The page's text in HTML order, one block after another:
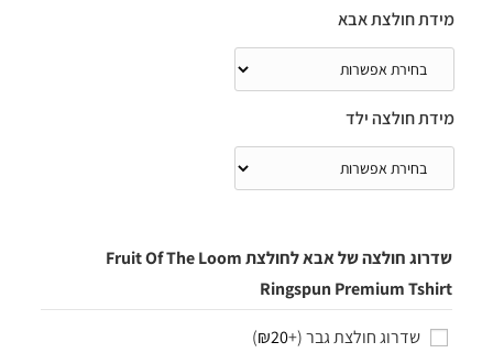
מידת חולצת אבא
מידת חולצה ילד
שדרוג חולצה של אבא לחולצת Fruit Of The Loom
Ringspun Premium Tshirt
שדרוג חולצת גבר(+
₪20
)